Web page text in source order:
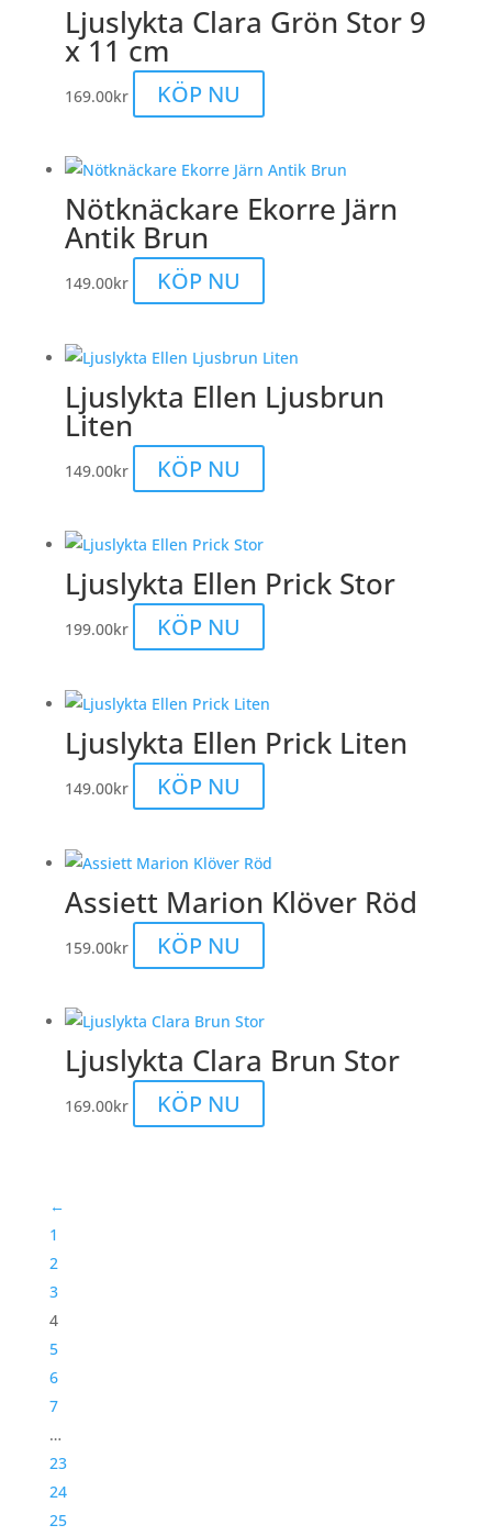
Ljuslykta Clara Grön Stor 9
x 11 cm
169.00kr KÖP NU
Nötknäckare Ekorre Järn
Antik Brun
149.00kr KÖP NU
Ljuslykta Ellen Ljusbrun
Liten
149.00kr KÖP NU
Ljuslykta Ellen Prick Stor
199.00kr KÖP NU
Ljuslykta Ellen Prick Liten
149.00kr KÖP NU
Assiett Marion Klöver Röd
159.00kr KÖP NU
Ljuslykta Clara Brun Stor
169.00kr KÖP NU
←
1
2
3
4
5
6
7
…
23
24
25